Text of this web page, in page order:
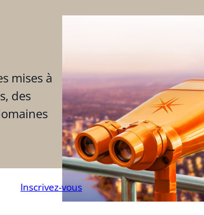
mises à
des
Inscrivez-vous